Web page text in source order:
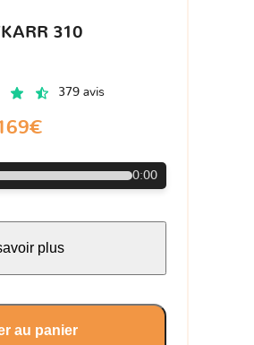
310
379 avis
0:00
plus
au panier